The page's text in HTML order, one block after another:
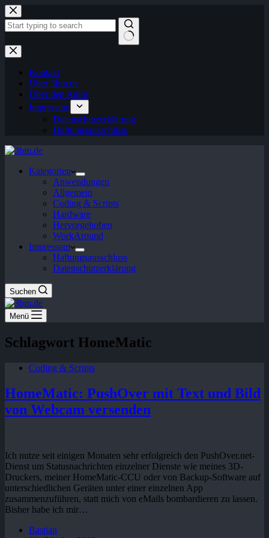
Zum
Inhalt
springen
Keine
Ergebnisse
Kontakt
Über 3bm.de
Über den Autor
Impressum
Datenschutzerklärung
Haftungsausschluss
Kategorien
Anwendungen
Allgemein
Coding & Scripts
Hardware
Hervorgehoben
WorkAround
Impressum
Haftungsausschluss
Datenschutzerklärung
Suchen
Menü
Schlagwort HomeMatic
Coding & Scripts
HomeMatic: PushOver mit Text und Bild
von Webcam versenden
Ich nutze seit einigen Monaten sehr erfolgreich den PushOver.net-
Dienst um Statusnachrichten einzelner Dienste wie meines 3D-
Druckers, meiner HomeMatic-CCU oder von Backup-Software auf
unterschiedlichen Geräten unter einer einzelnen App
zusammenzuführen, statt mich von eMails bombardieren zu lassen.
Bisher habe ich mir…
Bastian